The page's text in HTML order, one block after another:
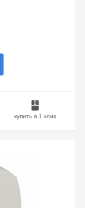
купить в 1 клик